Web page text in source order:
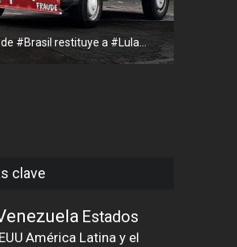
#Brasil restituye a #Lula...
clave
Estados
América Latina y el